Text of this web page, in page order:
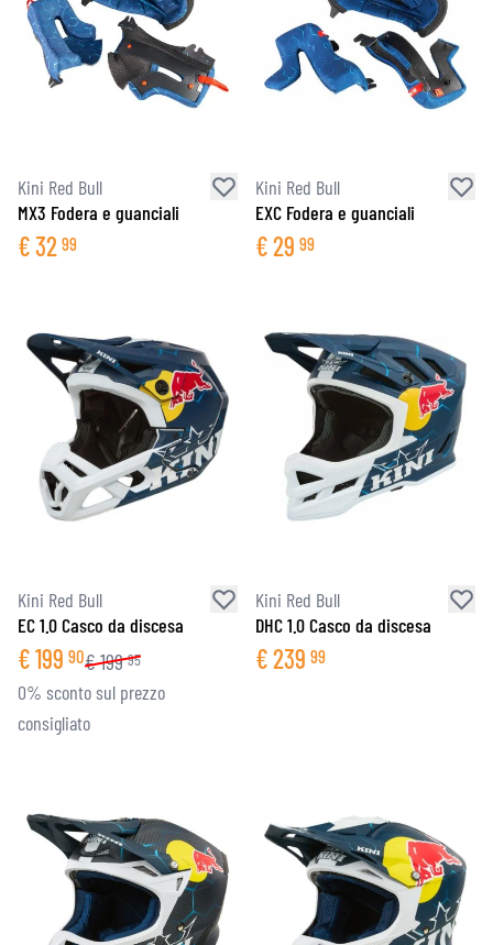
Kini Red Bull
MX3 Fodera e guanciali
€32 99
Kini Red Bull
EXC Fodera e guanciali
€29 99
Kini Red Bull
EC 1.0 Casco da discesa
€199 90€199 95
0% sconto sul prezzo
consigliato
Kini Red Bull
DHC 1.0 Casco da discesa
€239 99